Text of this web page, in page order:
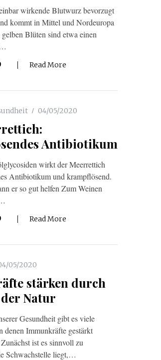
wirkende Blutwurz bevorzugt
kommt in Mittel­ und Nordeuropa
Blüten sind etwa einen
Read More
04/05/2020
Antibiotikum
wirkt der Meerrettich
Antibiotikum und krampflösend.
er so gut helfen Zum Weinen
Read More
05/2020
stärken durch
Natur
Gesundheit gibt es viele
denen Immunkräfte gestärkt
ist es sinnvoll zu
Schwachstelle liegt,…